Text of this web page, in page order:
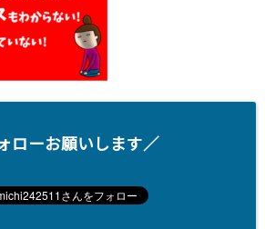
ローお願いします／